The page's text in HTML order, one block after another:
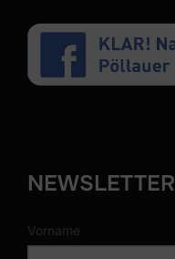
NEWSLETTER
Vorname